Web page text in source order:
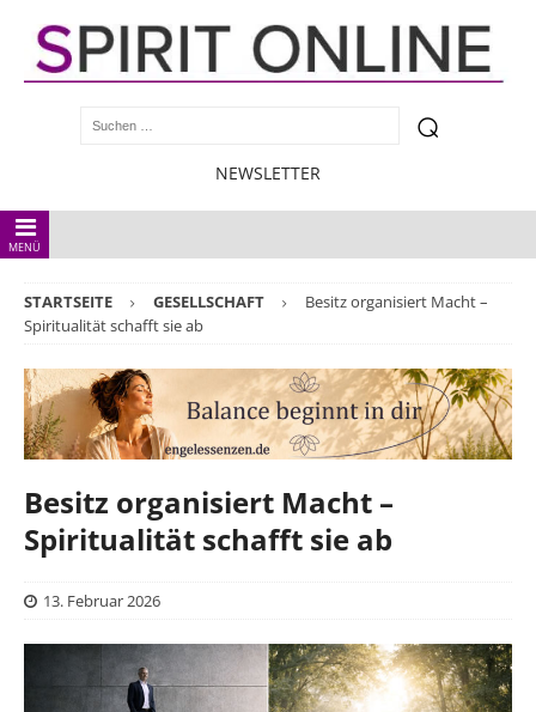
NEWSLETTER
MENÜ
STARTSEITE GESELLSCHAFT
Besitz organisiert Macht –
Spiritualität schafft sie ab
Besitz organisiert Macht –
Spiritualität schafft sie ab
13. Februar 2026